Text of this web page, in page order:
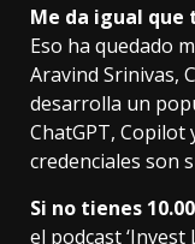
Me da igual que
Eso ha quedado
Aravind Srinivas,
desarrolla un
ChatGPT, Copilot
credenciales son
Si no tienes
el podcast ‘Invest